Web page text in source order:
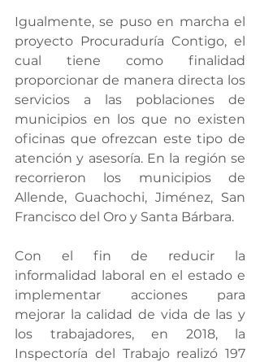
Igualmente, se puso en marcha el
proyecto Procuraduría Contigo, el
cual tiene como finalidad
proporcionar de manera directa los
servicios a las poblaciones de
municipios en los que no existen
oficinas que ofrezcan este tipo de
atención y asesoría. En la región se
recorrieron los municipios de
Allende, Guachochi, Jiménez, San
Francisco del Oro y Santa Bárbara.
Con el fin de reducir la
informalidad laboral en el estado e
implementar acciones para
mejorar la calidad de vida de las y
los trabajadores, en 2018, la
Inspectoría del Trabajo realizó 197